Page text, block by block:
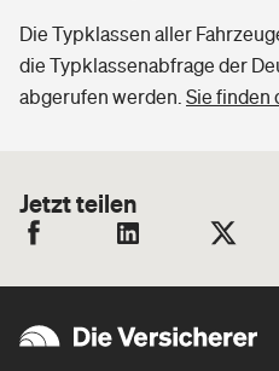
Die Typklassen aller
die Typklassenabfrage der
abgerufen werden. Sie finden
Jetzt teilen